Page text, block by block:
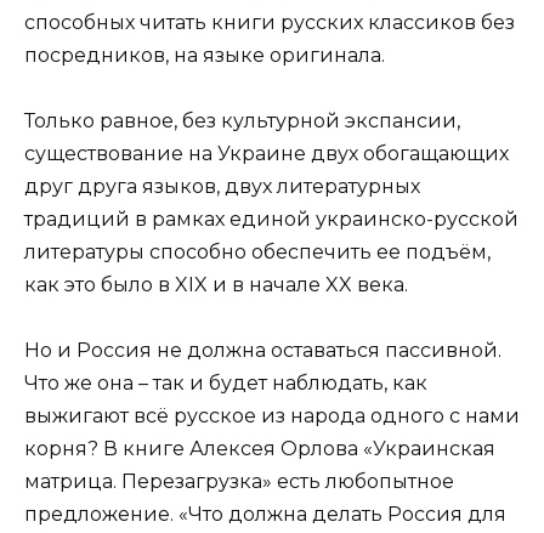
способных читать книги русских классиков без
посредников, на языке оригинала.
Только равное, без культурной экспансии,
существование на Украине двух обогащающих
друг друга языков, двух литературных
традиций в рамках единой украинско-русской
литературы способно обеспечить ее подъём,
как это было в XIX и в начале XX века.
Но и Россия не должна оставаться пассивной.
Что же она – так и будет наблюдать, как
выжигают всё русское из народа одного с нами
корня? В книге Алексея Орлова «Украинская
матрица. Перезагрузка» есть любопытное
предложение. «Что должна делать Россия для